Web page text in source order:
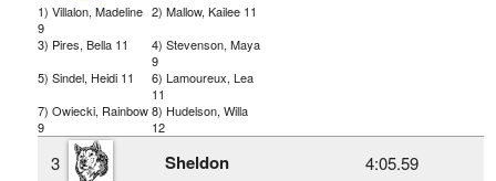
1) Villalon, Madeline
9
2) Mallow, Kailee 11
3) Pires, Bella 11
4) Stevenson, Maya
9
5) Sindel, Heidi 11
6) Lamoureux, Lea
11
7) Owiecki, Rainbow
9
8) Hudelson, Willa
12
3 Sheldon 4:05.59